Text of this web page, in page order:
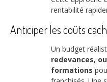
rentabilité
Anticiper les coûts
Un budget
redevances,
formations